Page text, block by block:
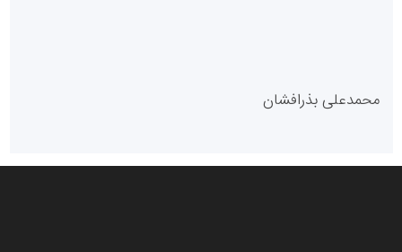
پایگاه خبری گفتمان یزد
محمدعلی بذرافشان